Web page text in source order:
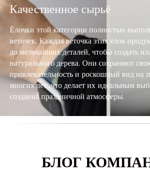
Качественное сырьё
Ёлочки этой категории полностью
веточек. Каждая веточка этих ёлок
до мельчайших деталей, чтобы создать
натурального дерева. Они сохраняют
привлекательность и роскошный вид на
многих лет, что делает их идеальным
создания праздничной атмосферы.
БЛОГ